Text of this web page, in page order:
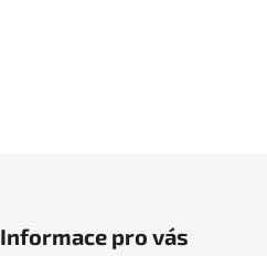
Informace pro vás